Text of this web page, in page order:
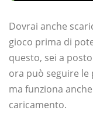
Dovrai anche
gioco prima di
questo, sei a
ora può seguire
ma funziona
caricamento.